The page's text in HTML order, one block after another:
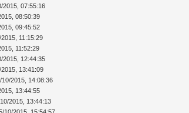
2015, 07:55:16
08:50:39
09:45:52
11:15:29
11:52:29
2015, 12:44:35
13:41:09
10/2015, 14:08:36
13:44:55
2015, 13:44:13